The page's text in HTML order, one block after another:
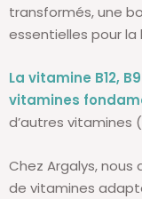
transformés, une
essentielles pour la
La vitamine B12,
vitamines
d’autres vitamines
Chez Argalys,
de vitamines